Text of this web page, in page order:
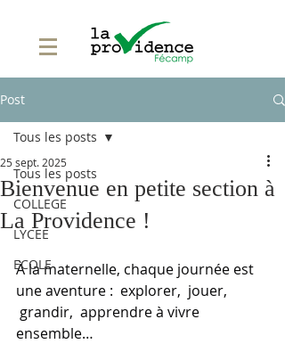
Post
Tous les posts
COLLEGE
LYCEE
ECOLE
Tous les posts
Bienvenue en petite section à
La Providence !
25 sept. 2025
À la maternelle, chaque journée est
une aventure :  explorer,  jouer,
grandir,  apprendre à vivre
ensemble…